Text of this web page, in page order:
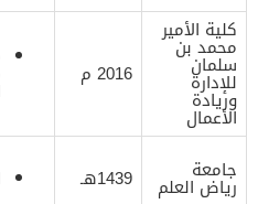
كلية الأمير
محمد بن
سلمان
للإدارة
وريادة
الأعمال
2016 م
جامعة
رياض العلم 1439هـ